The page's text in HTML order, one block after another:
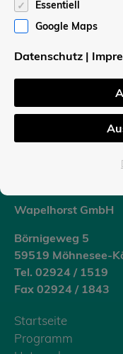
Wapelhorst
Börnigeweg 5
59519 Möhnesee-
Tel. 02924 / 85 14
Fax 02924 / 85 14
Wapelhorst GmbH
Börnigeweg 5
59519 Möhnesee-
Tel. 02924 / 1519
Fax 02924 / 1843
Startseite
Programm
Essentiell
Google Maps
Datenschutz |